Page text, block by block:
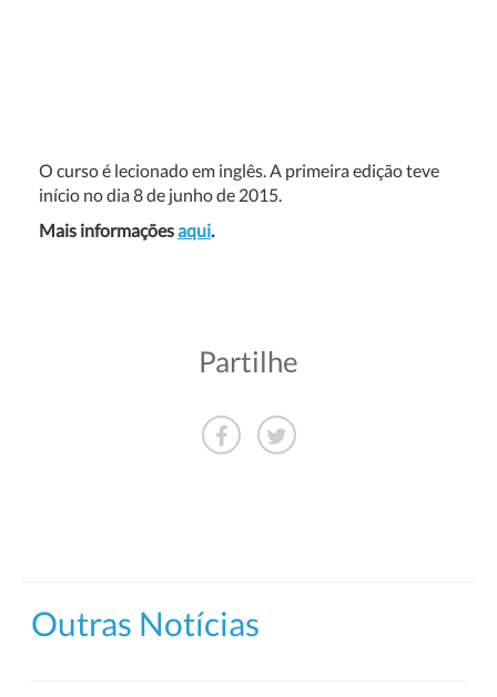
O curso é lecionado em inglês. A primeira edição teve
início no dia 8 de junho de 2015.
Mais informaçõesaqui.
Partilhe
Outras Notícias